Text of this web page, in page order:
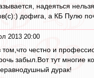
надеяться
дофига, а КБ Пулю
2013 20:00
том,что честно и
забыл.Вот тут многие
дурак!